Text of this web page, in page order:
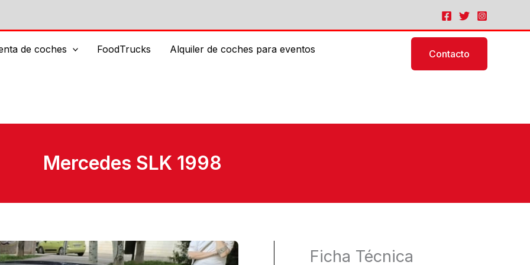
de coches FoodTrucks Alquiler de coches para eventos Contacto
Mercedes SLK 1998
Ficha Técnica